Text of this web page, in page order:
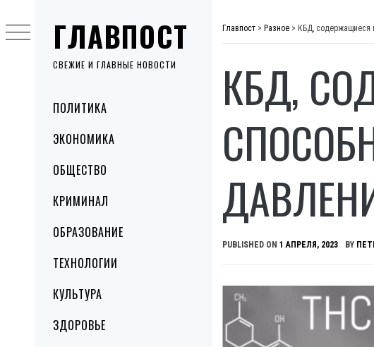
ГЛАВПОСТ
СВЕЖИЕ И ГЛАВНЫЕ НОВОСТИ
MenuПОЛИТИКА
ЭКОНОМИКА
ОБЩЕСТВО
КРИМИНАЛ
ОБРАЗОВАНИЕ
ТЕХНОЛОГИИ
КУЛЬТУРА
ЗДОРОВЬЕ
to
content
Главпост > Разное > КБД, содержащиеся
КБД,
PUBLISHED ON 1 АПРЕЛЯ, 2023 BY